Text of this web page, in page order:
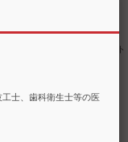
プロビ PC
性に優れたポリカーボネート
士、歯科衛生士等の医